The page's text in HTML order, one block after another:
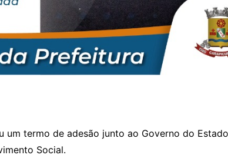
termo de adesão junto ao Governo do
Social.